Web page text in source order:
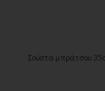
Σούστα μπράτσου